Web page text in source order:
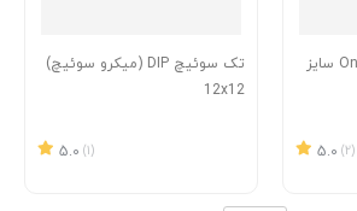
تک سوئیچ 6 پایه On Off سایز
5.0 (2)
تک سوئیچ DIP (میکرو سوئیچ)
12x12
5.0 (1)